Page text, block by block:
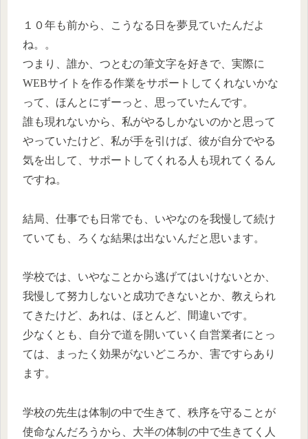
１０年も前から、こうなる日を夢見ていたんだよ
ね。。
つまり、誰か、つとむの筆文字を好きで、実際に
WEBサイトを作る作業をサポートしてくれないかな
って、ほんとにずーっと、思っていたんです。
誰も現れないから、私がやるしかないのかと思って
やっていたけど、私が手を引けば、彼が自分でやる
気を出して、サポートしてくれる人も現れてくるん
ですね。
結局、仕事でも日常でも、いやなのを我慢して続け
ていても、ろくな結果は出ないんだと思います。
学校では、いやなことから逃げてはいけないとか、
我慢して努力しないと成功できないとか、教えられ
てきたけど、あれは、ほとんど、間違いです。
少なくとも、自分で道を開いていく自営業者にとっ
ては、まったく効果がないどころか、害ですらあり
ます。
学校の先生は体制の中で生きて、秩序を守ることが
使命なんだろうから、大半の体制の中で生きてく人